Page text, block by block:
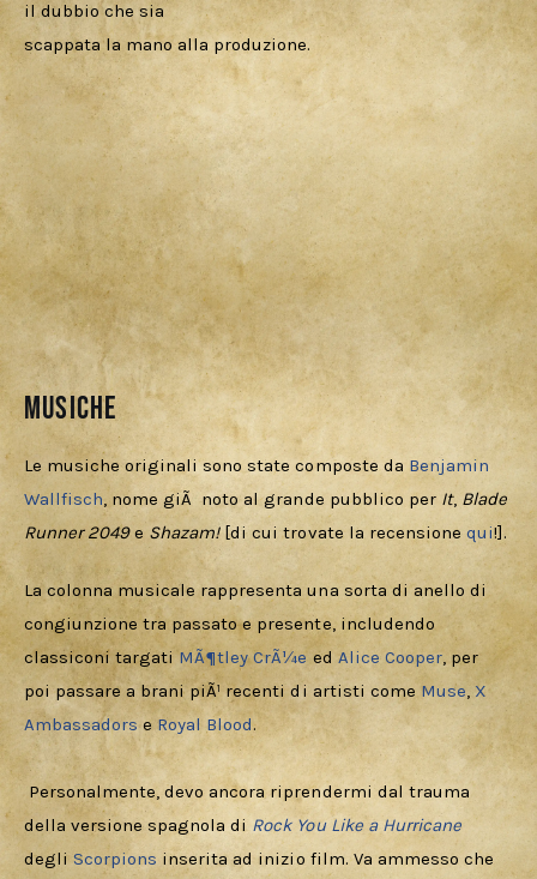
il dubbio che sia
scappata la mano alla produzione.
MUSICHE
Le musiche originali sono state composte da Benjamin
Wallfisch, nome giÃ  noto al grande pubblico per It, Blade
Runner 2049 e Shazam! [di cui trovate la recensione qui!].
La colonna musicale rappresenta una sorta di anello di
congiunzione tra passato e presente, includendo
classiconi targati MÃ¶tley CrÃ¼e ed Alice Cooper, per
poi passare a brani piÃ¹ recenti di artisti come Muse X
Ambassadors e Royal Blood.
della versione spagnola di Rock You Like a Hurricane
degli Scorpions inserita ad inizio film. Va ammesso che